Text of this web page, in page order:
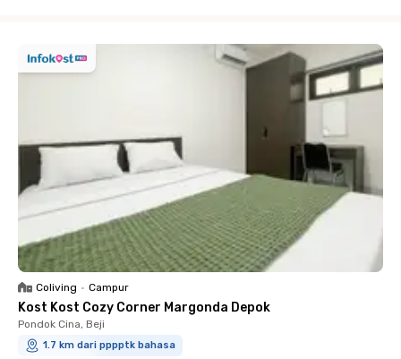
Coliving • Campur
Kost Kost Cozy Corner Margonda Depok
Pondok Cina, Beji
1.7 km dari pppptk bahasa